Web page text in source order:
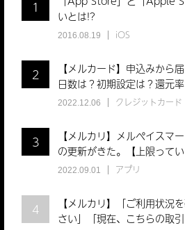
1
いとは!?
2016.08.19 iOS
2
【メルカード】申込みから
日数は？初期設定は？還元
2022.12.06 クレジットカード
3
【メルカリ】メルペイスマ
の更新がきた。【上限って
2022.09.01 アプリ
4
【メルカリ】「ご利用状況
さい」「現在、こちらの取